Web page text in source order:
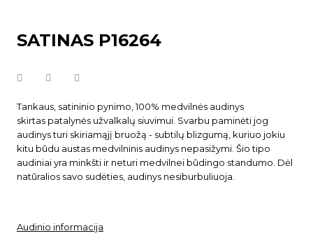
SATINAS P16264
Tankaus, satininio pynimo, 100% medvilnės audinys
skirtas patalynės užvalkalų siuvimui. Svarbu paminėti jog
audinys turi skiriamąjį bruožą - subtilų blizgumą, kuriuo jokiu
kitu būdu austas medvilninis audinys nepasižymi. Šio tipo
audiniai yra minkšti ir neturi medvilnei būdingo standumo. Dėl
natūralios savo sudėties, audinys nesiburbuliuoja.
Audinio informacija